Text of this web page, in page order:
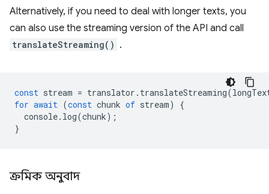
Alternatively, if you need to deal with longer texts, you
can also use the streaming version of the API and call
translateStreaming() .
const stream = translator . translateStreaming(
for await (const chunk of stream)
{
console. log(chunk);
}
ক্রমিক অনুবাদ